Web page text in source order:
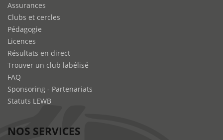
Assurances
Clubs et cercles
Pédagogie
Licences
Résultats en direct
Trouver un club labélisé
FAQ
Sponsoring - Partenariats
Statuts LEWB
NOS SERVICES